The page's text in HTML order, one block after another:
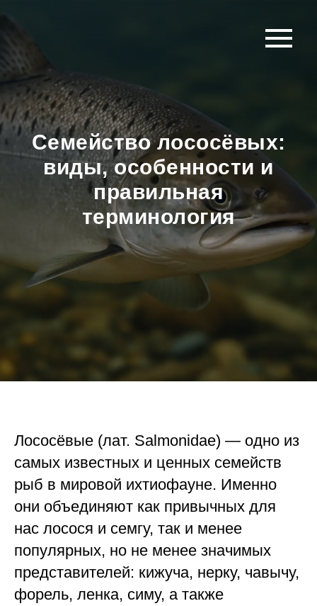
Семейство лососёвых:
виды, особенности и
правильная
терминология
Лососёвые (лат. Salmonidae) — одно из
самых известных и ценных семейств
рыб в мировой ихтиофауне. Именно
они объединяют как привычных для
нас лосося и семгу, так и менее
популярных, но не менее значимых
представителей: кижуча, нерку, чавычу,
форель, ленка, симу, а также